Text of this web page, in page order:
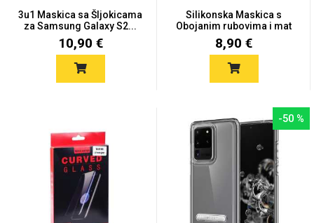
3u1 Maskica sa Šljokicama
za Samsung Galaxy S2...
10,90 €
Silikonska Maskica s
Obojanim rubovima i mat
p...
8,90 €
-50 %
Mix